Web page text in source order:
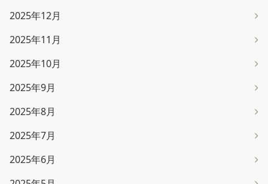
2025年12月
2025年11月
2025年10月
2025年9月
2025年8月
2025年7月
2025年6月